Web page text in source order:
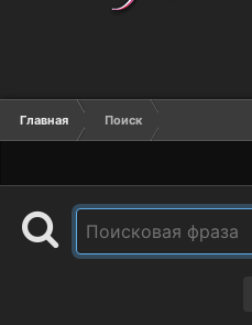
Главная Поиск